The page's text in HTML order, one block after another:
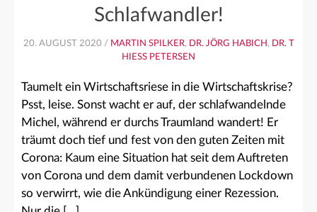
Schlafwandler!
20. AUGUST 2020 / MARTIN SPILKER, DR. JÖRG HABICH , DR. T
HIESS PETERSEN
Taumelt ein Wirtschaftsriese in die Wirtschaftskrise?
Psst, leise. Sonst wacht er auf, der schlafwandelnde
Michel, während er durchs Traumland wandert! Er
träumt doch tief und fest von den guten Zeiten mit
Corona: Kaum eine Situation hat seit dem Auftreten
von Corona und dem damit verbundenen Lockdown
so verwirrt, wie die Ankündigung einer Rezession.